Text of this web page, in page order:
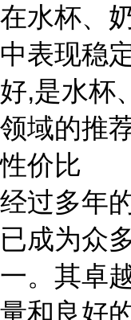
在水杯、
中表现稳
好,是水杯
领域的推
性价比
经过多年
已成为众
一。其卓
量和良好